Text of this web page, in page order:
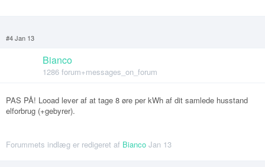
#4 Jan 13
Bianco
1286 forum+messages_on_forum
PAS PÅ! Looad lever af at tage 8 øre per kWh af dit samlede husstand
elforbrug (+gebyrer).
Forummets indlæg er redigeret af Bianco Jan 13